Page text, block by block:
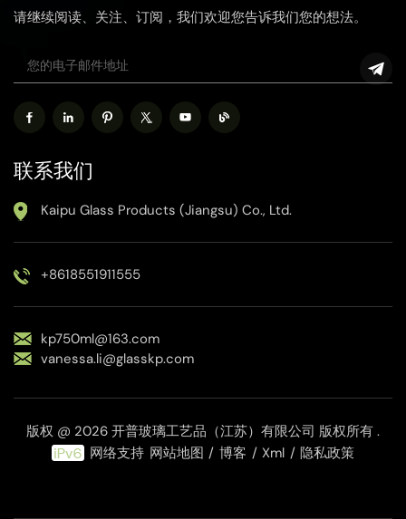
请继续阅读、关注、订阅，我们欢迎您告诉我们您的想法。
联系我们
Kaipu Glass Products (Jiangsu) Co., Ltd.
+8618551911555
kp750ml@163.com
vanessa.li@glasskp.com
版权 @ 2026 开普玻璃工艺品（江苏）有限公司 版权所有 .
网络支持 网站地图 / 博客 / Xml / 隐私政策